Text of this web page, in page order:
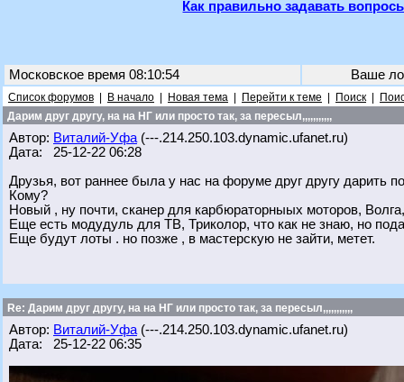
Как правильно задавать
Московское время 08:10:54 Ваше
Список форумов В начало Новая тема Перейти к теме Поиск
Дарим друг другу, на на НГ или просто так, за пересыл,,,,,,,,,,,
Автор: Виталий-Уфа (---.214.250.103.dynamic.ufanet.ru)
Дата: 25-12-22 06:28
Друзья, вот раннее была у нас на форуме друг другу дарить
Кому?
Новый , ну почти, сканер для карбюраторныых моторов,
Еще есть модудуль для ТВ, Триколор, что как не знаю, но
Еще будут лоты . но позже , в мастерскую не зайти, метет.
Re: Дарим друг другу, на на НГ или просто так, за пересыл,,,,,,,,,,,
Автор: Виталий-Уфа (---.214.250.103.dynamic.ufanet.ru)
Дата: 25-12-22 06:35